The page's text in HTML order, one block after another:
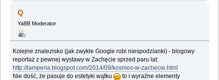
Q
YaBB Moderator
Kolejne znalezisko (jak zwykle Google robi niespodzianki) - blogowy
reportaż z pewnej wystawy w Zachęcie sprzed paru lat:
http://lamperia.blogspot.com/2014/09/kosmos-w-zachecie.html
Nie dość, że pasuje do estetyki wątku
to i wyraźne elementy